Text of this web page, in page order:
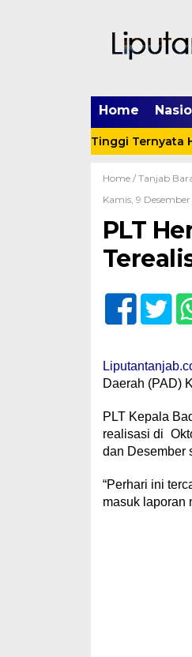
Home
Tebing Tinggi Ternyata Hoax
Home / Tanjab
Kamis, 9 Desember
PLT
Daerah (PAD)
PLT Kepala
realisasi di
dan Desember
“Perhari ini
masuk laporan